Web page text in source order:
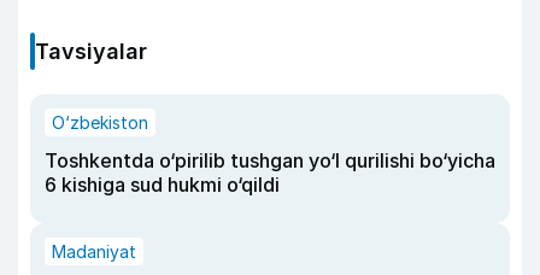
Tavsiyalar
O‘zbekiston
Toshkentda o‘pirilib tushgan yo‘l qurilishi bo‘yicha
6 kishiga sud hukmi o‘qildi
Madaniyat